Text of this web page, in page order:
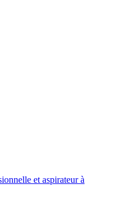
et aspirateur à